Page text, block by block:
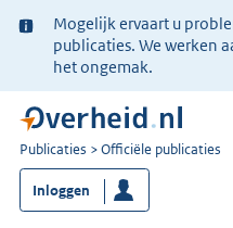
Ter
informatie:
Mogelijk ervaart u
publicaties. We werken
het ongemak.
U
bent
nu
hier:
Publicaties Officiële publicaties
Inloggen